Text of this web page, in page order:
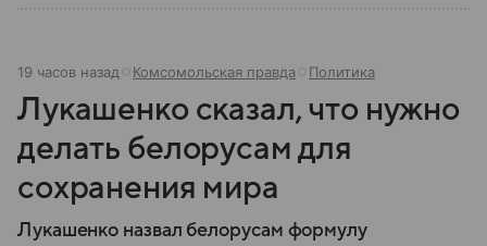
19 часов назад Комсомольская правда Политика
Лукашенко сказал, что нужно
делать белорусам для
сохранения мира
Лукашенко назвал белорусам формулу